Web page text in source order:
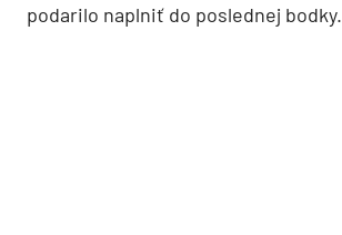
podarilo naplniť do poslednej bodky.